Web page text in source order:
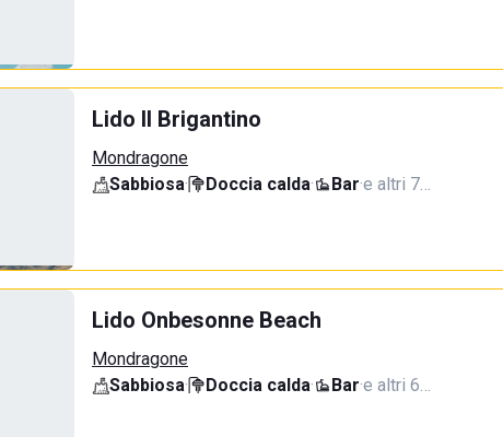
Lido Il Brigantino
Mondragone
Sabbiosa· Doccia calda· Bar·e altri 7…
Lido Onbesonne Beach
Mondragone
Sabbiosa· Doccia calda· Bar·e altri 6…